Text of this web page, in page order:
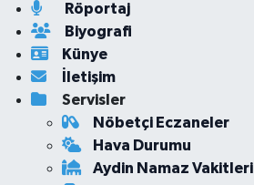
Röportaj
Biyografi
Künye
İletişim
Servisler
Nöbetçi Eczaneler
Hava Durumu
Aydin Namaz Vakitleri